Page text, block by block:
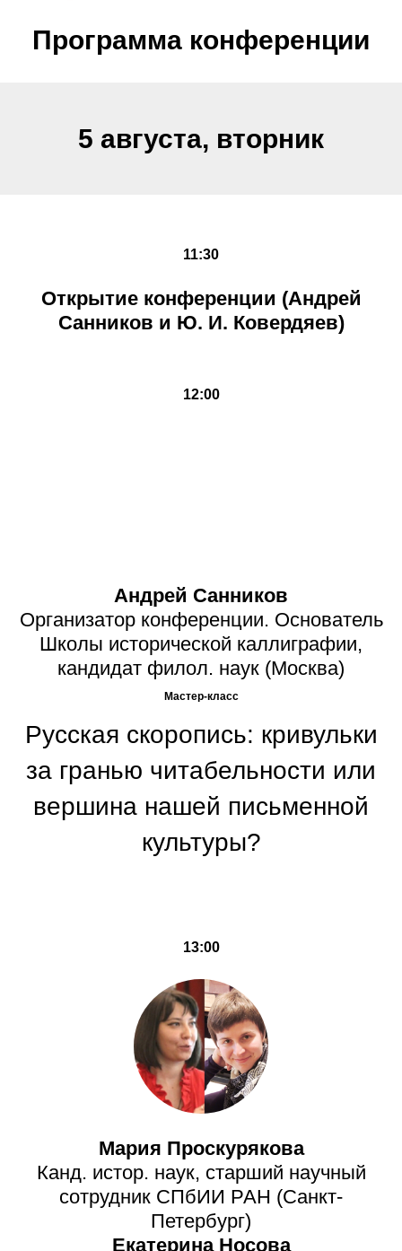
Программа конференции
5 августа, вторник
11:30
Открытие конференции (Андрей
Санников и Ю. И. Ковердяев)
12:00
Андрей Санников
Организатор конференции. Основатель
Школы исторической каллиграфии,
кандидат филол. наук (Москва)
Мастер-класс
Русская скоропись: кривульки
за гранью читабельности или
вершина нашей письменной
культуры?
13:00
Мария Проскурякова
Канд. истор. наук, старший научный
сотрудник СПбИИ РАН (Санкт-
Петербург)
Екатерина Носова